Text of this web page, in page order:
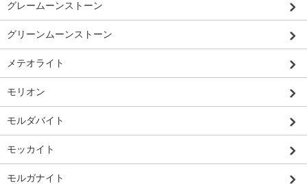
グレームーンストーン
グリーンムーンストーン
メテオライト
モリオン
モルダバイト
モッカイト
モルガナイト